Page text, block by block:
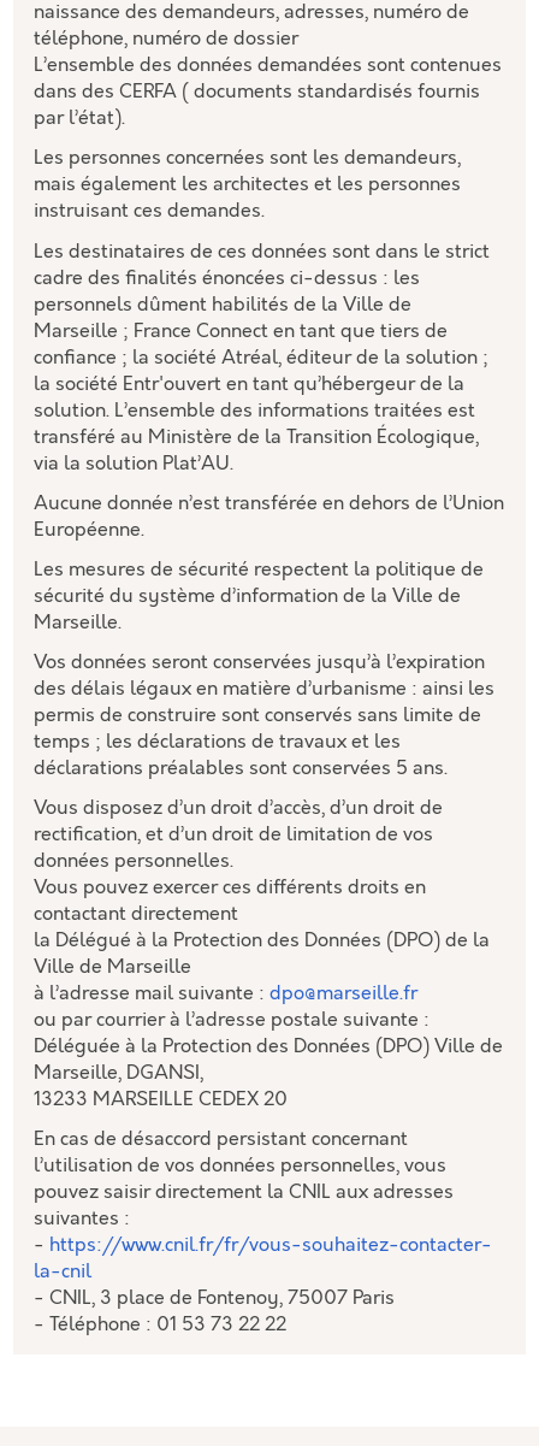
naissance des demandeurs, adresses, numéro de
téléphone, numéro de dossier
L’ensemble des données demandées sont contenues
dans des CERFA ( documents standardisés fournis
par l’état).
Les personnes concernées sont les demandeurs,
mais également les architectes et les personnes
instruisant ces demandes.
Les destinataires de ces données sont dans le strict
cadre des finalités énoncées ci-dessus : les
personnels dûment habilités de la Ville de
Marseille ; France Connect en tant que tiers de
confiance ; la société Atréal, éditeur de la solution ;
la société Entr'ouvert en tant qu’hébergeur de la
solution. L’ensemble des informations traitées est
transféré au Ministère de la Transition Écologique,
via la solution Plat’AU.
Aucune donnée n’est transférée en dehors de l’Union
Européenne.
Les mesures de sécurité respectent la politique de
sécurité du système d’information de la Ville de
Marseille.
Vos données seront conservées jusqu’à l’expiration
des délais légaux en matière d’urbanisme : ainsi les
permis de construire sont conservés sans limite de
temps ; les déclarations de travaux et les
déclarations préalables sont conservées 5 ans.
Vous disposez d’un droit d’accès, d’un droit de
rectification, et d’un droit de limitation de vos
données personnelles.
Vous pouvez exercer ces différents droits en
contactant directement
la Délégué à la Protection des Données (DPO) de la
Ville de Marseille
à l’adresse mail suivante :dpo@marseille.fr
ou par courrier à l’adresse postale suivante :
Déléguée à la Protection des Données (DPO) Ville de
Marseille, DGANSI,
13233 MARSEILLE CEDEX 20
En cas de désaccord persistant concernant
l’utilisation de vos données personnelles, vous
pouvez saisir directement la CNIL aux adresses
suivantes :
- https://www.cnil.fr/fr/vous-souhaitez-contacter-
la-cnil
- CNIL, 3 place de Fontenoy, 75007 Paris
- Téléphone : 01 53 73 22 22